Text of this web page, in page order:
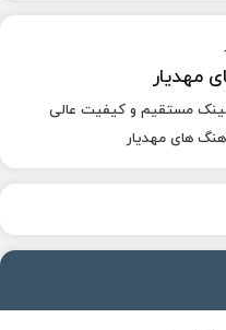
مهدیار
مستقیم و کیفیت عالی
های مهدیار